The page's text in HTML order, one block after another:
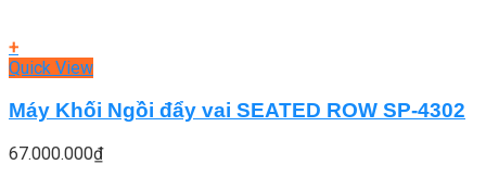
+
Quick View
Máy Khối Ngồi đẩy vai SEATED ROW SP-4302
67.000.000₫